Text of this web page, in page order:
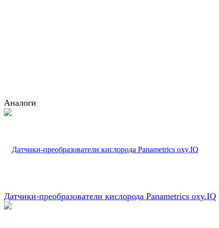
Аналоги
Датчики-преобразователи кислорода Panametrics oxy.IQ